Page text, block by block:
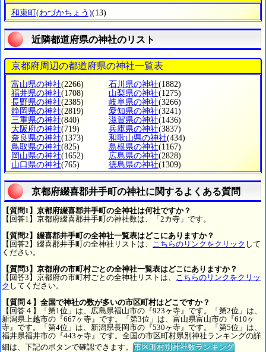
和束町 (わづかちょう)(13)
近隣都道府県の神社のリスト
京都府周辺の都道府県の神社一覧表
富山県の神社(2266) 石川県の神社(1882)
福井県の神社(1708) 山梨県の神社(1275)
長野県の神社(2385) 岐阜県の神社(3266)
静岡県の神社(2819) 愛知県の神社(3241)
三重県の神社(840) 滋賀県の神社(1436)
大阪府の神社(719) 兵庫県の神社(3837)
奈良県の神社(1373) 和歌山県の神社(434)
鳥取県の神社(825) 島根県の神社(1167)
岡山県の神社(1652) 広島県の神社(2828)
山口県の神社(765) 徳島県の神社(1309)
京都府綴喜郡井手町の神社に関するよくある質問
【質問1】京都府綴喜郡井手町の全神社は何社ですか？
【回答1】京都府綴喜郡井手町の神社数は、「2カ寺」です。
【質問2】綴喜郡井手町の全神社一覧表はどこにありますか？
【回答2】綴喜郡井手町の全神社リストは、
こちらのリンクをクリック して
ください。
【質問3】京都府の市町村ごとの全神社一覧表はどこにありますか？
【回答3】京都府の市町村ごとの全神社リストは、
こちらのリンクをクリッ
ク してください。
【質問４】全国で神社の数が多いの市区町村はどこですか？
【回答４】「第1位」は、広島県福山市の『923ヶ寺』です。「第2位」は、
新潟県上越市の『667ヶ寺』です。「第3位」は、富山県富山市の『610ヶ
寺』です。「第4位」は、新潟県長岡市の『530ヶ寺』です。「第5位」は、
福井県福井市の『443ヶ寺』です。全国の市区町村県別神社ランキングの詳
細は、下記のボタンで確認できます。市区町村別神社数ランキング